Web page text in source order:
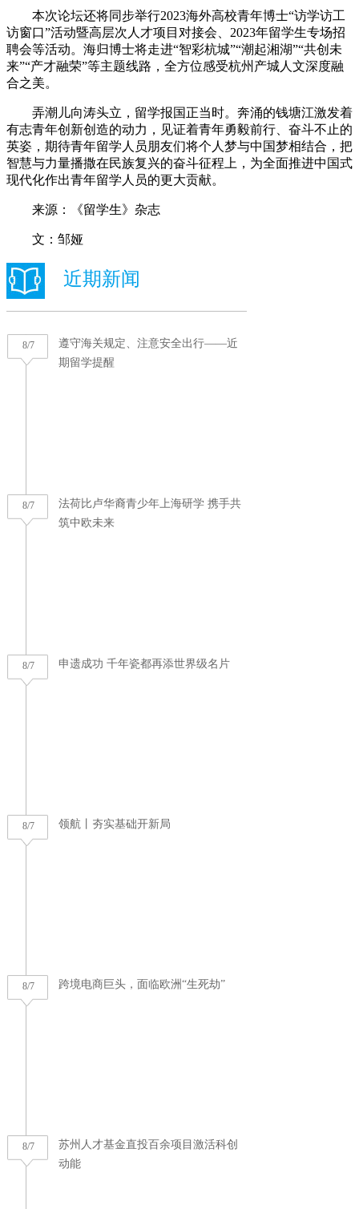
本次论坛还将同步举行2023海外高校青年博士“访学访工
访窗口”活动暨高层次人才项目对接会、2023年留学生专场招
聘会等活动。海归博士将走进“智彩杭城”“潮起湘湖”“共创未
来”“产才融荣”等主题线路，全方位感受杭州产城人文深度融
合之美。
弄潮儿向涛头立，留学报国正当时。奔涌的钱塘江激发着
有志青年创新创造的动力，见证着青年勇毅前行、奋斗不止的
英姿，期待青年留学人员朋友们将个人梦与中国梦相结合，把
智慧与力量播撒在民族复兴的奋斗征程上，为全面推进中国式
现代化作出青年留学人员的更大贡献。
来源：《留学生》杂志
文：邹娅